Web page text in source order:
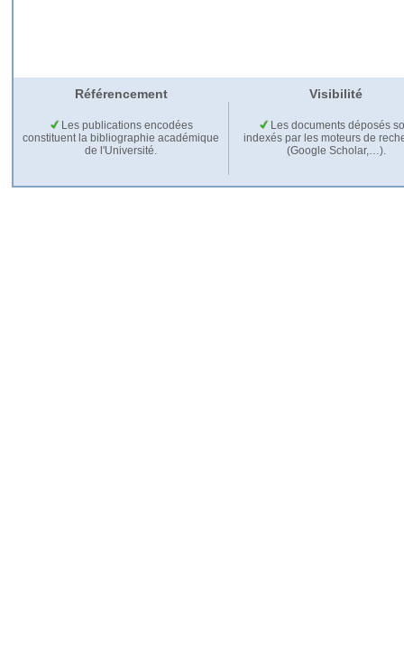
Référencement Visibilité
Les publications encodées
constituent la bibliographie académique
de l'Université.
Les documents déposés
indexés par les moteurs de
(Google Scholar,…).